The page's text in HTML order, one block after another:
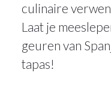
culinaire
Laat je
geuren van
tapas!